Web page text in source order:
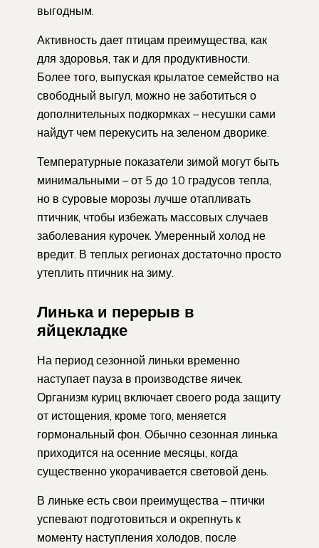
выгодным.
Активность дает птицам преимущества, как
для здоровья, так и для продуктивности.
Более того, выпуская крылатое семейство на
свободный выгул, можно не заботиться о
дополнительных подкормках – несушки сами
найдут чем перекусить на зеленом дворике.
Температурные показатели зимой могут быть
минимальными – от 5 до 10 градусов тепла,
но в суровые морозы лучше отапливать
птичник, чтобы избежать массовых случаев
заболевания курочек. Умеренный холод не
вредит. В теплых регионах достаточно просто
утеплить птичник на зиму.
Линька и перерыв в
яйцекладке
На период сезонной линьки временно
наступает пауза в производстве яичек.
Организм куриц включает своего рода защиту
от истощения, кроме того, меняется
гормональный фон. Обычно сезонная линька
приходится на осенние месяцы, когда
существенно укорачивается световой день.
В линьке есть свои преимущества – птички
успевают подготовиться и окрепнуть к
моменту наступления холодов, после